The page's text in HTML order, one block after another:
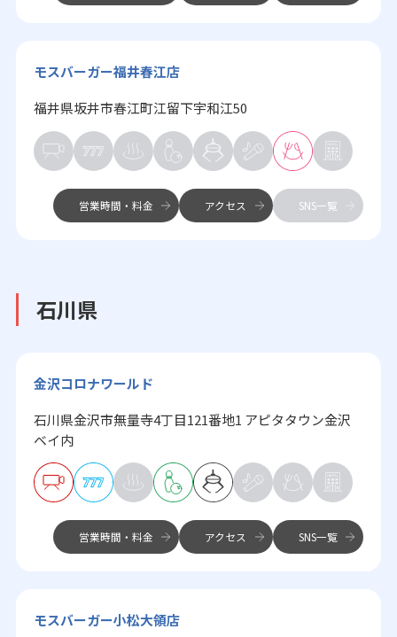
モスバーガー福井春江店
福井県坂井市春江町江留下宇和江50
営業時間・料金 アクセス SNS一覧
石川県
金沢コロナワールド
石川県金沢市無量寺4丁目121番地1 アピタタウン金沢
ベイ内
営業時間・料金 アクセス SNS一覧
モスバーガー小松大領店